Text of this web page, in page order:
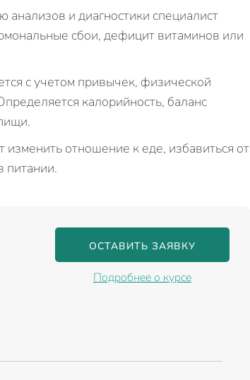
и диагностики специалист
сбои, дефицит витаминов или
с учетом привычек, физической
калорийность, баланс
отношение к еде, избавиться от
питании.
ОСТАВИТЬ ЗАЯВКУ
Подробнее о курсе